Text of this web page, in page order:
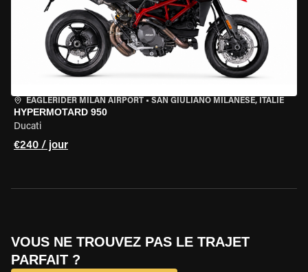
EAGLERIDER MILAN AIRPORT • SAN GIULIANO MILANESE, ITALIE
HYPERMOTARD 950
Ducati
€240 / jour
VOUS NE TROUVEZ PAS LE TRAJET
PARFAIT ?